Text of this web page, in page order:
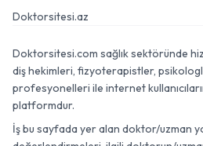
Doktorsitesi.az
Doktorsitesi.com sağlık sektöründe
diş hekimleri, fizyoterapistler,
profesyonelleri ile internet
platformdur.
İş bu sayfada yer alan doktor/uzman